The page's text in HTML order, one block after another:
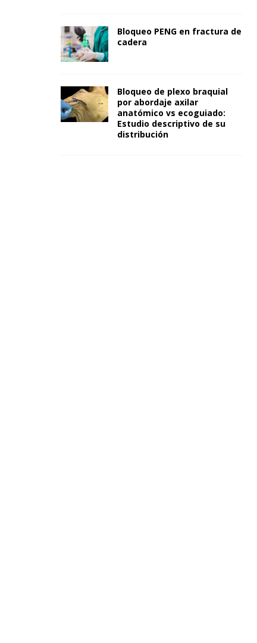
Bloqueo PENG en fractura de
cadera
Bloqueo de plexo braquial
por abordaje axilar
anatómico vs ecoguiado:
Estudio descriptivo de su
distribución